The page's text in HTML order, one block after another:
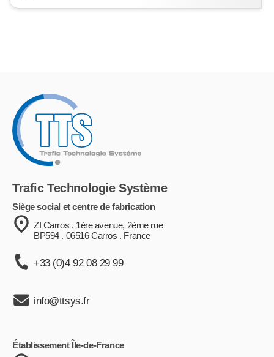
Trafic Technologie Système
Siège social et centre de fabrication
ZI Carros . 1ère avenue, 2ème rue
BP594 . 06516 Carros . France
+33 (0)4 92 08 29 99
info@ttsys.fr
Établissement Île-de-France